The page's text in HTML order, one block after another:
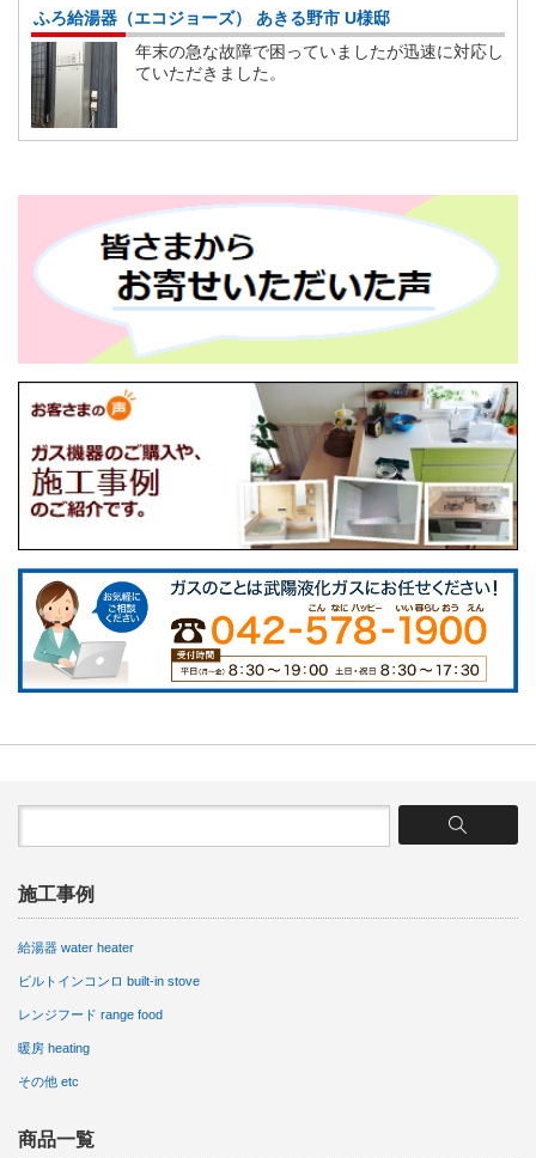
ふろ給湯器（エコジョーズ） あきる野市 U様邸
年末の急な故障で困っていましたが迅速に対応し
ていただきました。
施工事例
給湯器 water heater
ビルトインコンロ built-in stove
レンジフード range food
暖房 heating
その他 etc
商品一覧